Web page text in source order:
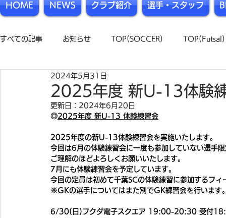
HOME NEWS クラブ紹介 選手・スタッフ
すべての記事 お知らせ TOP(SOCCER) TOP(Futsal)
2025年度 新U-13体験
2024年5月31日
更新日： 2024年6月20日
◎2025年度 新U-13 体験練習会
2025年度の新U-13体験練習会を実施いたします。
今回は6月の体験練習会に一度も参加していない選手
ご理解のほどよろしくお願いいたします。
7月にも体験練習会を予定しています。
今回の定員は初めて千葉SCの体験練習に参加するフ
※GKの選手についてはまた別でGK練習会を行います
6/30(日)フクダ電子スクエア 19:00-20:30 受付